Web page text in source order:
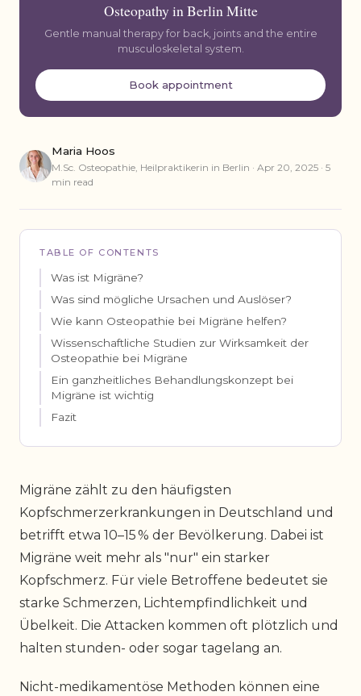
Maria Hoos
M.Sc. Osteopathie, Heilpraktikerin in Berlin · Apr 20, 2025 · 5
min read
TABLE OF CONTENTS
Was ist Migräne?
Was sind mögliche Ursachen und Auslöser?
Wie kann Osteopathie bei Migräne helfen?
Wissenschaftliche Studien zur Wirksamkeit der
Osteopathie bei Migräne
Ein ganzheitliches Behandlungskonzept bei
Migräne ist wichtig
Fazit
Migräne zählt zu den häufigsten
Kopfschmerzerkrankungen in Deutschland und
betrifft etwa 10–15 % der Bevölkerung. Dabei ist
Migräne weit mehr als "nur" ein starker
Kopfschmerz. Für viele Betroffene bedeutet sie
starke Schmerzen, Lichtempfindlichkeit und
Übelkeit. Die Attacken kommen oft plötzlich und
halten stunden- oder sogar tagelang an.
Nicht-medikamentöse Methoden können eine
Osteopathy in Berlin Mitte
Gentle manual therapy for back, joints and the entire
musculoskeletal system.
Book appointment